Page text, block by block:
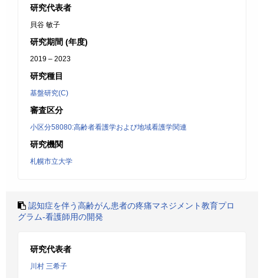
研究代表者
貝谷 敏子
研究期間 (年度)
2019 – 2023
研究種目
基盤研究(C)
審査区分
小区分58080:高齢者看護学および地域看護学関連
研究機関
札幌市立大学
認知症を伴う高齢がん患者の疼痛マネジメント教育プロ
グラム-看護師用の開発
研究代表者
川村 三希子